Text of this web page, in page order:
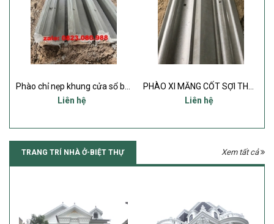
Liên hệ
Liên hệ
TRANG TRÍ NHÀ Ở-BIỆT THỰ Xem tất cả